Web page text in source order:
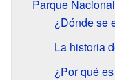
Parque
¿Dónde se
La historia
¿Por qué